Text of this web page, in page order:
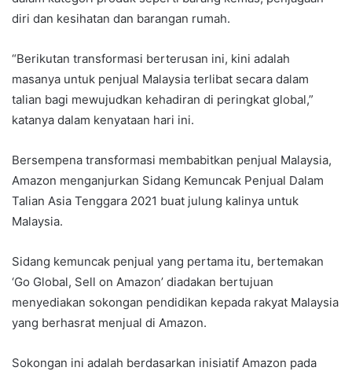
diri dan kesihatan dan barangan rumah.
“Berikutan transformasi berterusan ini, kini adalah
masanya untuk penjual Malaysia terlibat secara dalam
talian bagi mewujudkan kehadiran di peringkat global,”
katanya dalam kenyataan hari ini.
Bersempena transformasi membabitkan penjual Malaysia,
Amazon menganjurkan Sidang Kemuncak Penjual Dalam
Talian Asia Tenggara 2021 buat julung kalinya untuk
Malaysia.
Sidang kemuncak penjual yang pertama itu, bertemakan
‘Go Global, Sell on Amazon’ diadakan bertujuan
menyediakan sokongan pendidikan kepada rakyat Malaysia
yang berhasrat menjual di Amazon.
Sokongan ini adalah berdasarkan inisiatif Amazon pada